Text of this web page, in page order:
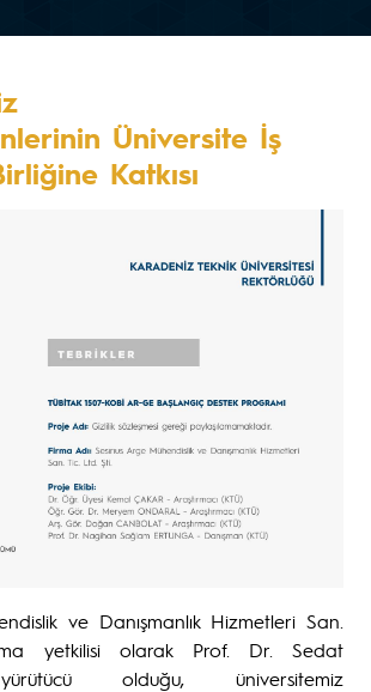
Üniversite İş
Katkısı
ve Danışmanlık Hizmetleri San.
yetkilisi olarak Prof. Dr. Sedat
yürütücü olduğu, üniversitemiz